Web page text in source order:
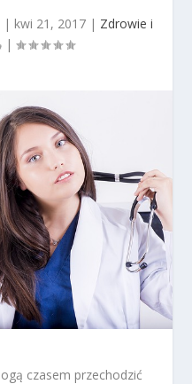
| kwi 21, 2017 | Zdrowie i
|
czasem przechodzić